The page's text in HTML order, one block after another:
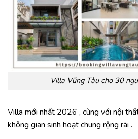
Villa Vũng Tàu cho 30
Villa mới nhất 2026 , cùng với nội
không gian sinh hoạt chung rộng rãi .